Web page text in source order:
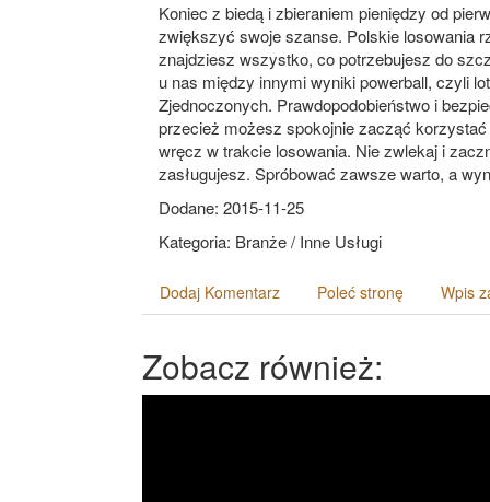
Koniec z biedą i zbieraniem pieniędzy od
zwiększyć swoje szanse. Polskie losowania
znajdziesz wszystko, co potrzebujesz do
u nas między innymi wyniki powerball, czyli
Zjednoczonych. Prawdopodobieństwo i
przecież możesz spokojnie zacząć
wręcz w trakcie losowania. Nie zwlekaj i
zasługujesz. Spróbować zawsze warto, a
Dodane: 2015-11-25
Kategoria: Branże / Inne Usługi
Dodaj Komentarz Poleć stronę Wpis
Zobacz również: